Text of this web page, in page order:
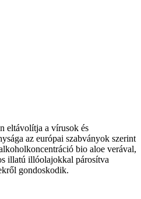
eltávolítja a vírusok és
az európai szabványok szerint
bio aloe verával,
illatú illóolajokkal párosítva
gondoskodik.